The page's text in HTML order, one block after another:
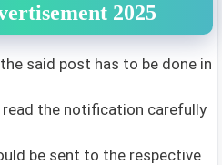
2025
said post has to be done in
the notification carefully
be sent to the respective